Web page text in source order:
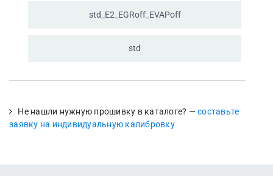
std_ E2_ EGRoff_ EVAPoff
std
Не нашли нужную прошивку в каталоге? —составьте
заявку на индивидуальную калибровку